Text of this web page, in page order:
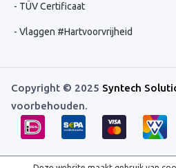
TÜV Certificaat
Vlaggen #Hartvoorvrijheid
Copyright © 2025 Syntech
voorbehouden.